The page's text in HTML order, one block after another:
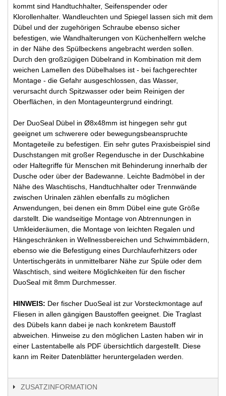
kommt sind Handtuchhalter, Seifenspender oder
Klorollenhalter. Wandleuchten und Spiegel lassen sich mit dem
Dübel und der zugehörigen Schraube ebenso sicher
befestigen, wie Wandhalterungen von Küchenhelfern welche
in der Nähe des Spülbeckens angebracht werden sollen.
Durch den großzügigen Dübelrand in Kombination mit dem
weichen Lamellen des Dübelhalses ist - bei fachgerechter
Montage - die Gefahr ausgeschlossen, das Wasser,
verursacht durch Spitzwasser oder beim Reinigen der
Oberflächen, in den Montageuntergrund eindringt.
Der DuoSeal Dübel in Ø8x48mm ist hingegen sehr gut
geeignet um schwerere oder bewegungsbeanspruchte
Montageteile zu befestigen. Ein sehr gutes Praxisbeispiel sind
Duschstangen mit großer Regendusche in der Duschkabine
oder Haltegriffe für Menschen mit Behinderung innerhalb der
Dusche oder über der Badewanne. Leichte Badmöbel in der
Nähe des Waschtischs, Handtuchhalter oder Trennwände
zwischen Urinalen zählen ebenfalls zu möglichen
Anwendungen, bei denen ein 8mm Dübel eine gute Größe
darstellt. Die wandseitige Montage von Abtrennungen in
Umkleideräumen, die Montage von leichten Regalen und
Hängeschränken in Wellnessbereichen und Schwimmbädern,
ebenso wie die Befestigung eines Durchlauferhitzers oder
Untertischgeräts in unmittelbarer Nähe zur Spüle oder dem
Waschtisch, sind weitere Möglichkeiten für den fischer
DuoSeal mit 8mm Durchmesser.
HINWEIS: Der fischer DuoSeal ist zur Vorsteckmontage auf
Fliesen in allen gängigen Baustoffen geeignet. Die Traglast
des Dübels kann dabei je nach konkretem Baustoff
abweichen. Hinweise zu den möglichen Lasten haben wir in
einer Lastentabelle als PDF übersichtlich dargestellt. Diese
kann im Reiter Datenblätter heruntergeladen werden.
ZUSATZINFORMATION